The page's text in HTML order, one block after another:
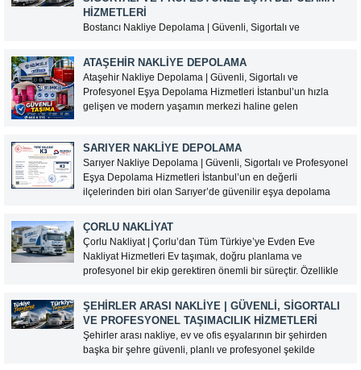
Taşınma, ev tadilatı, kentsel...
HIZMETLERI
Bostancı Nakliye Depolama | Güvenli, Sigortalı ve
Yakası’nda önemli ulaşım noktalarından biri olan Bostancı,
ev ve iş yeri taşımacılığı ile eşya depolama hizmetlerine
yoğun talep gören bölgeler arasında yer almaktadır.
Marmaray, metro ve ana...
ATAŞEHIR NAKLIYE DEPOLAMA
Ataşehir Nakliye Depolama | Güvenli, Sigortalı ve
Profesyonel Eşya Depolama Hizmetleri İstanbul’un hızla
gelişen ve modern yaşamın merkezi haline gelen
Taşımacılık olarak, ev ve ofis eşyalarınızı güvenli...
SARIYER NAKLIYE DEPOLAMA
Sarıyer Nakliye Depolama | Güvenli, Sigortalı ve Profesyonel
Eşya Depolama Hizmetleri İstanbul’un en değerli
ilçelerinden biri olan Sarıyer’de güvenilir eşya depolama
çözümleriyle yanınızdadır. Ev eşyalarınızı, ofis
malzemelerinizi veya değerli eşyalarınızı modern depolama
alanlarımızda güvenle muhafaza...
ÇORLU NAKLIYAT
Çorlu Nakliyat | Çorlu’dan Tüm Türkiye’ye Evden Eve
Nakliyat Hizmetleri Ev taşımak, doğru planlama ve
profesyonel bir ekip gerektiren önemli bir süreçtir. Özellikle
çalışmak, eşyalarınızın güvenli ve zamanında yeni adresine
ulaştırılması açısından...
ŞEHIRLER ARASI NAKLIYE | GÜVENLI, SIGORTALI
VE PROFESYONEL TAŞIMACILIK HIZMETLERI
Şehirler arası nakliye, ev ve ofis eşyalarının bir şehirden
başka bir şehre güvenli, planlı ve profesyonel şekilde